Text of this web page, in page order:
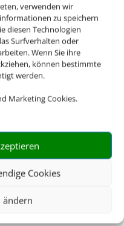
verwenden wir
zu speichern
diesen Technologien
Surfverhalten oder
Wenn Sie ihre
können bestimmte
werden.
Marketing Cookies.
Cookies
ändern